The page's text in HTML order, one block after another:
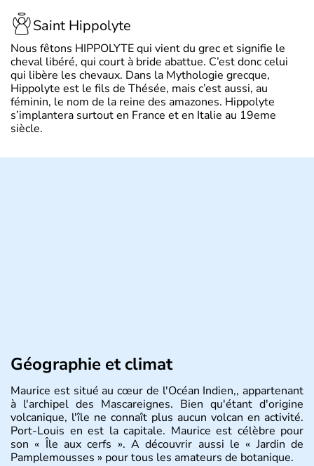
Saint Hippolyte
Nous fêtons HIPPOLYTE qui vient du grec et signifie le
cheval libéré, qui court à bride abattue. C’est donc celui
qui libère les chevaux. Dans la Mythologie grecque,
Hippolyte est le fils de Thésée, mais c’est aussi, au
féminin, le nom de la reine des amazones. Hippolyte
s’implantera surtout en France et en Italie au 19eme
siècle.
Géographie et climat
Maurice est situé au cœur de l'Océan Indien,, appartenant
à l'archipel des Mascareignes. Bien qu'étant d'origine
volcanique, l'île ne connaît plus aucun volcan en activité.
Port-Louis en est la capitale. Maurice est célèbre pour
son « Île aux cerfs ». A découvrir aussi le « Jardin de
Pamplemousses » pour tous les amateurs de botanique.